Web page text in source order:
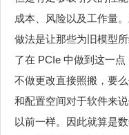
成本、风险以及工作量
做法是让那些为旧模型
了在 PCIe 中做到这一
不做更改直接照搬，要
和配置空间对于软件来
以前一样。因此就算是